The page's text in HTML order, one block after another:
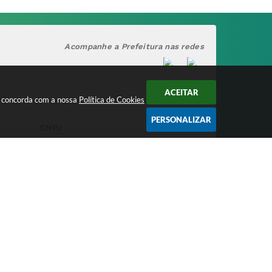
com a nossa Política de Cookies
ACEITAR
PERSONALIZAR
Acompanhe a Prefeitura nas redes
17.888.090/0001-00